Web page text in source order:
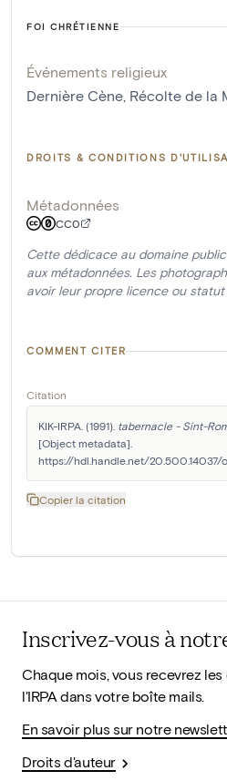
FOI CHRÉTIENNE
Événements religieux
Dernière Cène, Récolte de la
DROITS & CONDITIONS
Métadonnées
CC0
Cette dédicace au domaine
aux métadonnées. Les
avoir leur propre licence ou
COMMENT CITER
Citation
KIK-IRPA. (1991). tabernacle - Sint-
[Object metadata].
https://hdl.handle.net/20.500.14037/
Copier la citation
Inscrivez-vous à
Chaque mois, vous recevrez
l'IRPA dans votre boîte mails.
En savoir plus sur notre
Droits d'auteur